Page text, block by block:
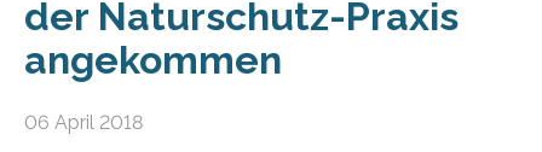
der Naturschutz-Praxis
angekommen
06 April 2018